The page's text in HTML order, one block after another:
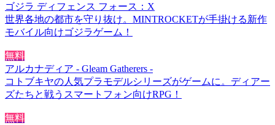
ゴジラ ディフェンス フォース：X
世界各地の都市を守り抜け。MINTROCKETが手掛ける新作
モバイル向けゴジラゲーム！
無料
アルカナディア - Gleam Gatherers -
コトブキヤの人気プラモデルシリーズがゲームに。ディアー
ズたちと戦うスマートフォン向けRPG！
無料